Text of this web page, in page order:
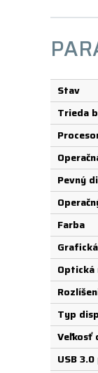
Stav
Trieda
Pevný
Farba
Optická
Typ
Veľkosť
USB